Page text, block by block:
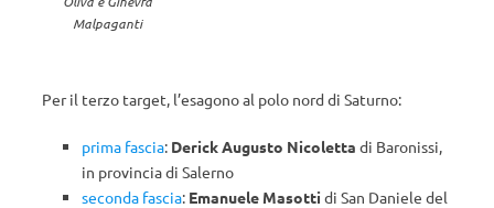
Malpaganti
Per il terzo target, l’esagono al polo nord di Saturno:
prima fascia: Derick Augusto Nicoletta di Baronissi,
in provincia di Salerno
seconda fascia: Emanuele Masotti di San Daniele del